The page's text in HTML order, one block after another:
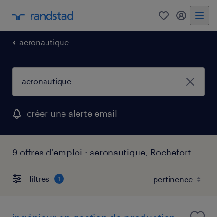
0 mon
aeronautique
créer une alerte email
9 offres d'emploi : aeronautique, Rochefort
filtres 1